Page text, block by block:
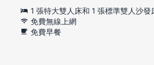
1 張特大雙人床和 1 張標準雙人沙發
免費無線上網
免費早餐